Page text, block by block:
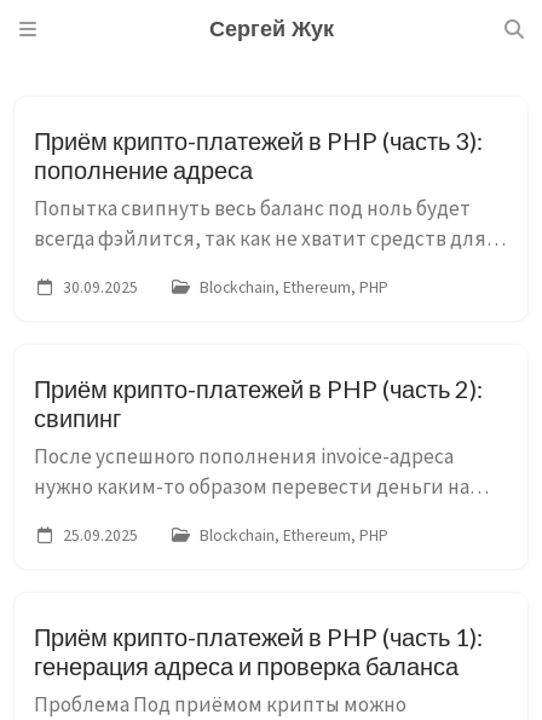
Сергей Жук
Приём крипто-платежей в PHP (часть 3):
пополнение адреса
Попытка свипнуть весь баланс под ноль будет
всегда фэйлится, так как не хватит средств для
свипингом надо обязательно пополнить адрес на
30.09.2025 Blockchain, Ethereum, PHP
Приём крипто-платежей в PHP (часть 2):
свипинг
После успешного пополнения invoice-адреса
нужно каким-то образом перевести деньги на
перевода крипты из разрозненных источников
25.09.2025 Blockchain, Ethereum, PHP
Приём крипто-платежей в PHP (часть 1):
генерация адреса и проверка баланса
Проблема Под приёмом крипты можно